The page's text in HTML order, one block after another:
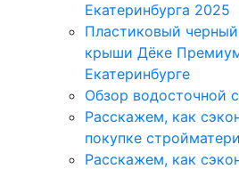
Екатеринбурга 2025
Пластиковый
крыши Дёке
Екатеринбурге
Обзор водосточной
Расскажем, как
покупке
Расскажем, как